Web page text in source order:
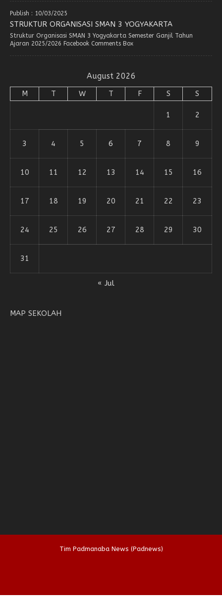
Publish : 10/03/2025
STRUKTUR ORGANISASI SMAN 3 YOGYAKARTA
Struktur Organisasi SMAN 3 Yogyakarta Semester Ganjil Tahun
Ajaran 2025/2026 Facebook Comments Box
August 2026
M T W T F S S
1 2
3 4 5 6 7 8 9
10 11 12 13 14 15 16
17 18 19 20 21 22 23
24 25 26 27 28 29 30
31
« Jul
MAP SEKOLAH
Tim Padmanaba News (Padnews)